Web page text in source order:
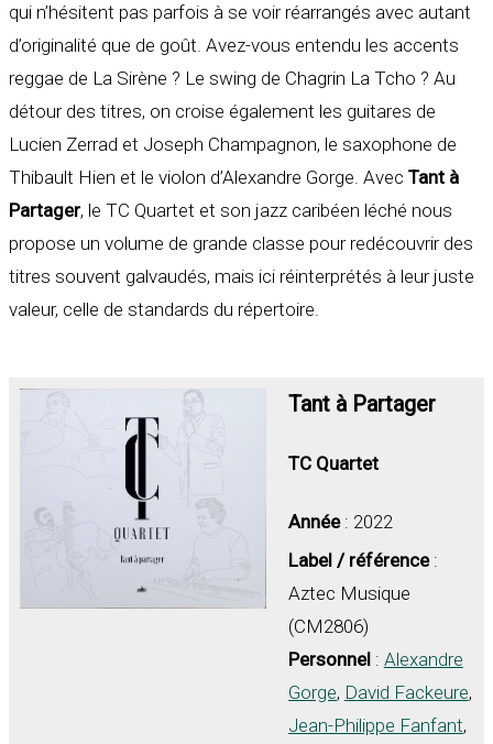
qui n’hésitent pas parfois à se voir réarrangés avec autant
d’originalité que de goût. Avez-vous entendu les accents
reggae de La Sirène ? Le swing de Chagrin La Tcho ? Au
détour des titres, on croise également les guitares de
Lucien Zerrad et Joseph Champagnon, le saxophone de
Thibault Hien et le violon d’Alexandre Gorge. Avec Tant à
Partager, le TC Quartet et son jazz caribéen léché nous
propose un volume de grande classe pour redécouvrir des
titres souvent galvaudés, mais ici réinterprétés à leur juste
valeur, celle de standards du répertoire.
Tant à Partager
TC Quartet
Année: 2022
Label / référence:
Aztec Musique
(CM2806)
Personnel: Alexandre
Gorge, David Fackeure,
Jean-Philippe Fanfant,